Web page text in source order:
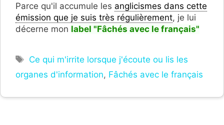
Parce qu'il accumule les anglicismes dans cette
émission que je suis très régulièrement, je lui
décerne mon label "Fâchés avec le français"
Étiquettes
Ce qui m'irrite lorsque j'écoute ou lis les
organes d'information, Fâchés avec le français